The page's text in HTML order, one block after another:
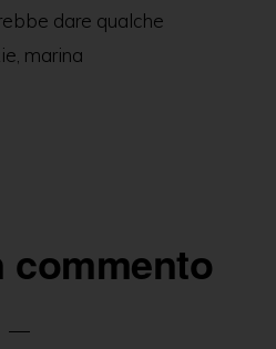
dare qualche
marina
commento